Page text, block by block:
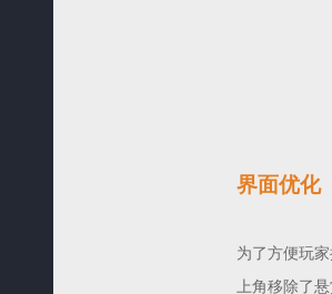
界面优化
为了方便玩
上角移除了